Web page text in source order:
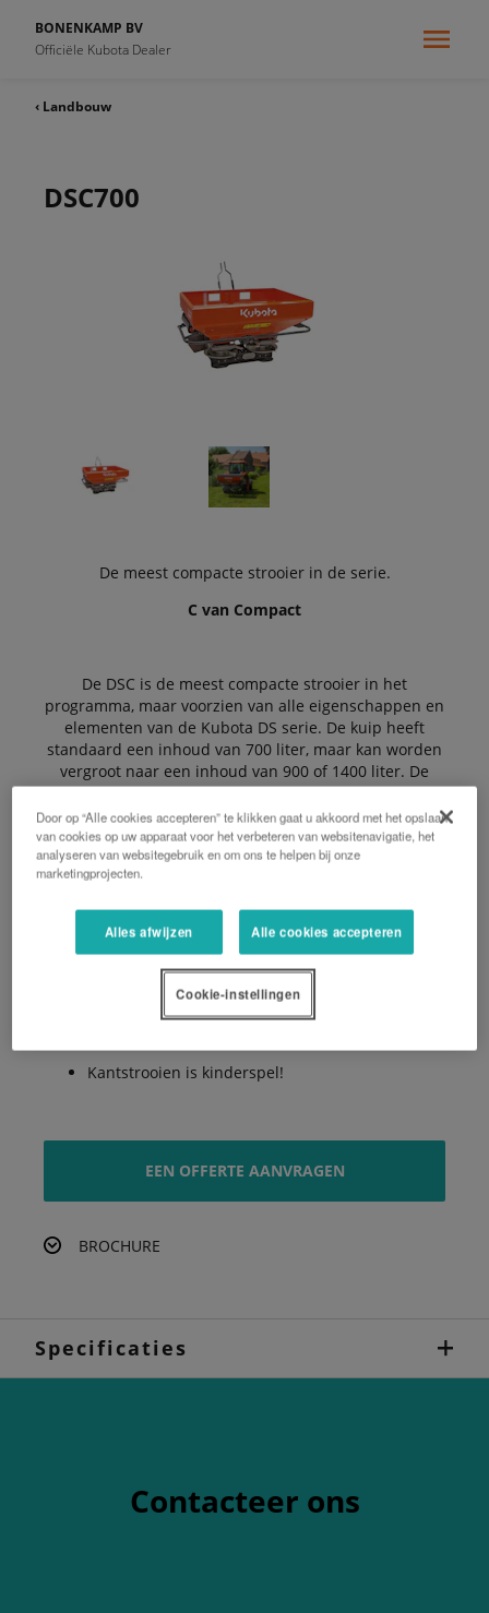
BONENKAMP BV
Officiële Kubota Dealer
‹ Landbouw
DSC700
De meest compacte strooier in de serie.
C van Compact
De DSC is de meest compacte strooier in het
programma, maar voorzien van alle eigenschappen en
elementen van de Kubota DS serie. De kuip heeft
standaard een inhoud van 700 liter, maar kan worden
vergroot naar een inhoud van 900 of 1400 liter. De
standaard werkbreedte is 9-18 meter, maar kan
optioneel worden vergroot tot 20/21 m.
RotaFlow strooisysteem
Kantstrooien is kinderspel!
EEN OFFERTE AANVRAGEN
BROCHURE
Specificaties
Contacteer ons
Door op “Alle cookies accepteren” te klikken gaat u akkoord met het opslaan
van cookies op uw apparaat voor het verbeteren van websitenavigatie, het
analyseren van websitegebruik en om ons te helpen bij onze
marketingprojecten.
Alles afwijzen Alle cookies accepteren
Cookie-instellingen